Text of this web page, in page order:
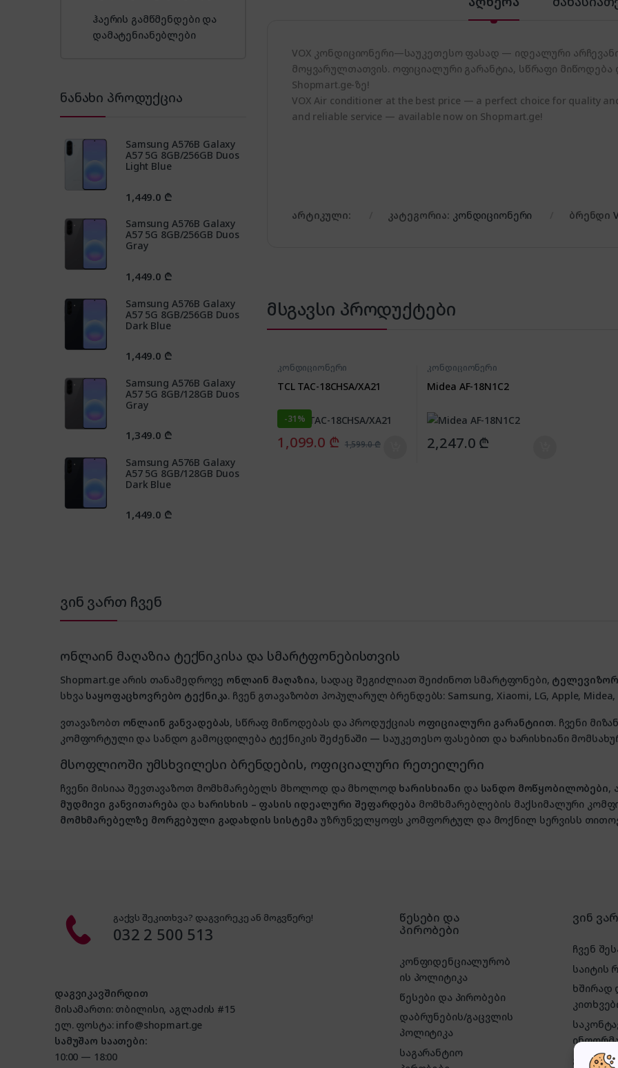
VOX კონდიციონერი—საუკეთესო ფასად — იდეალური
მოყვარულთათვის. ოფიციალური გარანტია, სწრაფი
Shopmart.ge-ზე!
VOX Air conditioner at the best price — a perfect choice for quality
and reliable service — available now on Shopmart.ge!
არტიკული: კატეგორია: კონდიციონერი ბრენდი
მსგავსი პროდუქტები
კონდიციონერი
TCL TAC-18CHSA/XA21
-31%
1,099.0 ₾ 1,599.0₾
კონდიციონერი
Midea AF-18N1C2
2,247.0 ₾
ჰაერის გამწმენდები და
დამატენიანებლები
ნანახი პროდუქცია
Samsung A576B Galaxy
A57 5G 8GB/256GB Duos
Light Blue
1,449.0 ₾
Samsung A576B Galaxy
A57 5G 8GB/256GB Duos
Gray
1,449.0 ₾
Samsung A576B Galaxy
A57 5G 8GB/256GB Duos
Dark Blue
1,449.0 ₾
Samsung A576B Galaxy
A57 5G 8GB/128GB Duos
Gray
1,349.0 ₾
Samsung A576B Galaxy
A57 5G 8GB/128GB Duos
Dark Blue
1,449.0 ₾
ვინ ვართ ჩვენ
ონლაინ მაღაზია ტექნიკისა და სმარტფონებისთვის
Shopmart.ge არის თანამედროვე ონლაინ მაღაზია, სადაც შეგიძლიათ შეიძინოთ სმარტფონები,
სხვა საყოფაცხოვრებო ტექნიკა. ჩვენ გთავაზობთ პოპულარულ ბრენდებს: Samsung, Xiaomi, LG, Apple, Midea,
ვთავაზობთ ონლაინ განვადებას, სწრაფ მიწოდებას და პროდუქციას ოფიციალური გარანტიით. ჩვენი
კომფორტული და სანდო გამოცდილება ტექნიკის შეძენაში — საუკეთესო ფასებით და ხარისხიანი
მსოფლიოში უმსხვილესი ბრენდების, ოფიციალური რეთეილერი
ჩვენი მისიაა შევთავაზოთ მომხმარებელს მხოლოდ და მხოლოდ ხარისხიანი და სანდო მოწყობილობები,
მუდმივი განვითარება და ხარისხის – ფასის იდეალური შეფარდება მომხმარებლების მაქსიმალური
მომხმარებელზე მორგებული გადახდის სისტემა უზრუნველყოფს კომფორტულ და მოქნილ სერვისს
გაქვს შეკითხვა? დაგვირეკე ან მოგვწერე!
032 2 500 513
დაგვიკავშირდით
მისამართი: თბილისი, აგლაძის #15
ელ. ფოსტა: info@shopmart.ge
სამუშაო საათები:
10:00 — 18:00
წესები და
პირობები
კონფიდენციალურობ
ის პოლიტიკა
წესები და პირობები
დაბრუნების/გაცვლის
პოლიტიკა
საგარანტიო
ვინ
ჩვენ
საიტის
ხშირად
ეს